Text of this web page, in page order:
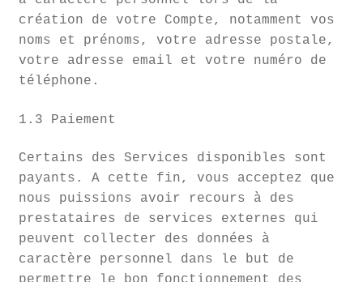
création de votre Compte, notamment vos
noms et prénoms, votre adresse postale,
votre adresse email et votre numéro de
téléphone.
1.3 Paiement
Certains des Services disponibles sont
payants. A cette fin, vous acceptez que
nous puissions avoir recours à des
prestataires de services externes qui
peuvent collecter des données à
caractère personnel dans le but de